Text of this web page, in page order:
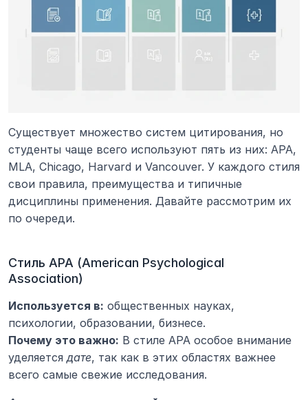
Существует множество систем цитирования, но
студенты чаще всего используют пять из них: APA,
MLA, Chicago, Harvard и Vancouver. У каждого стиля
свои правила, преимущества и типичные
дисциплины применения. Давайте рассмотрим их
по очереди.
Стиль APA (American Psychological
Association)
Используется в: общественных науках,
психологии, образовании, бизнесе.
Почему это важно: В стиле APA особое внимание
уделяется дате, так как в этих областях важнее
всего самые свежие исследования.